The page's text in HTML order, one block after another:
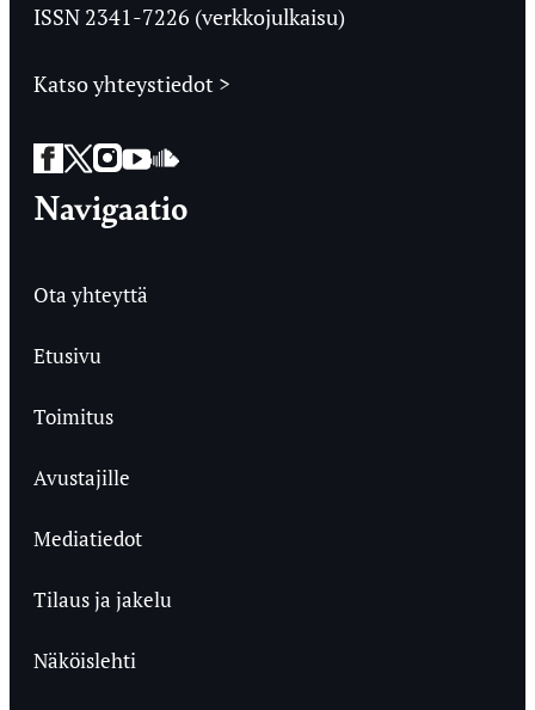
ISSN 2341-7226 (verkkojulkaisu)
Katso yhteystiedot >
Facebook
Twitter
Instagram
YouTube
SoundCloud
Navigaatio
Ota yhteyttä
Etusivu
Toimitus
Avustajille
Mediatiedot
Tilaus ja jakelu
Näköislehti